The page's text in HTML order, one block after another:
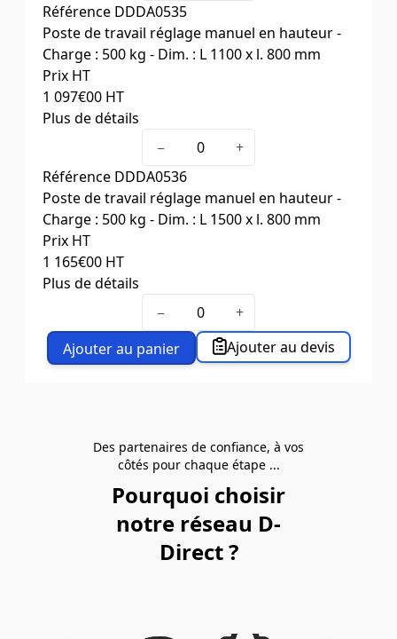
Référence DDDA0535
Poste de travail réglage manuel en hauteur -
Charge : 500 kg - Dim. : L 1100 x l. 800 mm
Prix HT
1 097€00 HT
Plus de détails
1100 x 800
−
+
Référence DDDA0536
Poste de travail réglage manuel en hauteur -
Charge : 500 kg - Dim. : L 1500 x l. 800 mm
Prix HT
1 165€00 HT
Plus de détails
1500 x 800
−
+
Ajouter au panier
Ajouter au devis
Des partenaires de confiance, à vos
côtés pour chaque étape ...
Pourquoi choisir
notre réseau D-
Direct ?